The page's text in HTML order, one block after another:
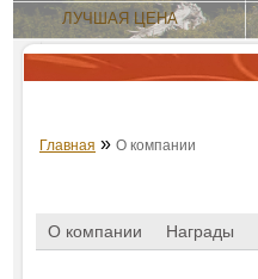
ЛУЧШАЯ ЦЕНА
Главная » О компании
О компании Награды